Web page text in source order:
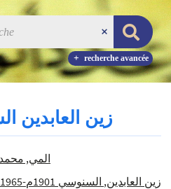
recherche avancée
زين العابدين
المي‏, ‏محمد‏